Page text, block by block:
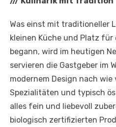
Was einst mit traditioneller
kleinen Küche und Platz
begann, wird im heutigen
servieren die Gastgeber im
modernem Design nach wie
Spezialitäten und typisch
alles fein und liebevoll
biologisch zertifizierten